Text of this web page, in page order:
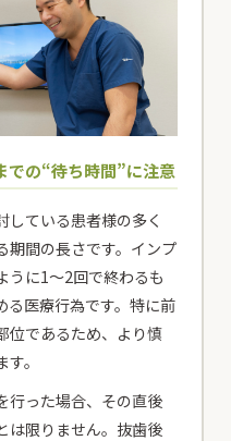
での“待ち時間”に注意
している患者様の多く
期間の長さです。インプ
うに1〜2回で終わるも
る医療行為です。特に前
位であるため、より慎
。
行った場合、その直後
は限りません。抜歯後